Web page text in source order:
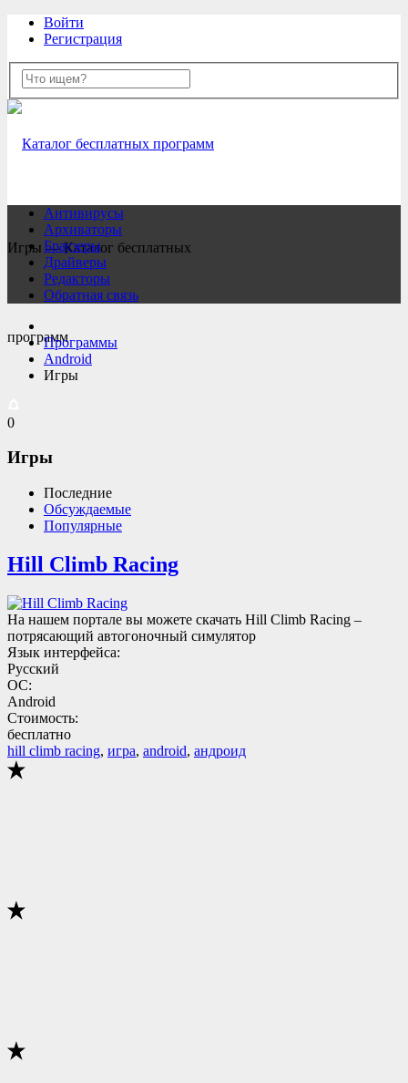
Войти
Регистрация
Игры — Каталог бесплатных
программ
Антивирусы
Архиваторы
Браузеры
Драйверы
Редакторы
Обратная связь
Программы
Android
Игры
0
Игры
Последние
Обсуждаемые
Популярные
Hill Climb Racing
На нашем портале вы можете скачать Hill Climb Racing –
потрясающий автогоночный симулятор
Язык интерфейса:
Русский
ОС:
Android
Стоимость:
бесплатно
hill climb racing, игра, android, андроид